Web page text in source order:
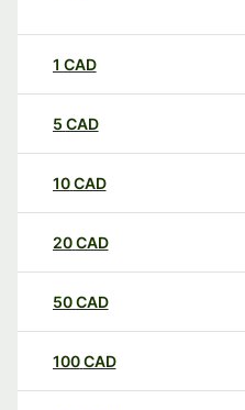
1 CAD
5 CAD
10CAD
20CAD
50CAD
100CAD